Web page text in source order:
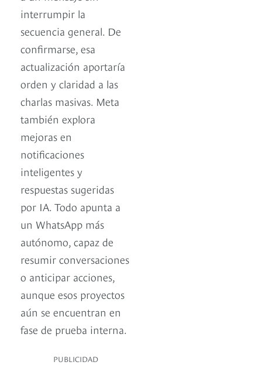
interrumpir la
secuencia general. De
confirmarse, esa
actualización aportaría
orden y claridad a las
charlas masivas. Meta
también explora
mejoras en
notificaciones
inteligentes y
respuestas sugeridas
por IA. Todo apunta a
un WhatsApp más
autónomo, capaz de
resumir conversaciones
o anticipar acciones,
aunque esos proyectos
aún se encuentran en
fase de prueba interna.
PUBLICIDAD